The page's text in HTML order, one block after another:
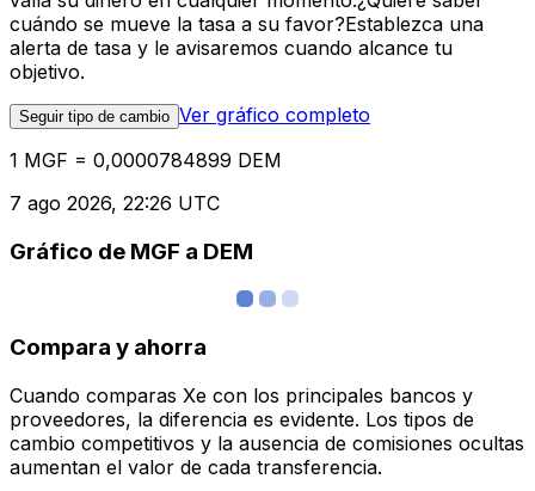
cuándo se mueve la tasa a su favor?Establezca una
alerta de tasa y le avisaremos cuando alcance tu
objetivo.
Seguir tipo de cambio Ver gráfico completo
1 MGF = 0,0000784899 DEM
7 ago 2026, 22:26 UTC
Gráfico de MGF a DEM
Compara y ahorra
Cuando comparas Xe con los principales bancos y
proveedores, la diferencia es evidente. Los tipos de
cambio competitivos y la ausencia de comisiones ocultas
aumentan el valor de cada transferencia.